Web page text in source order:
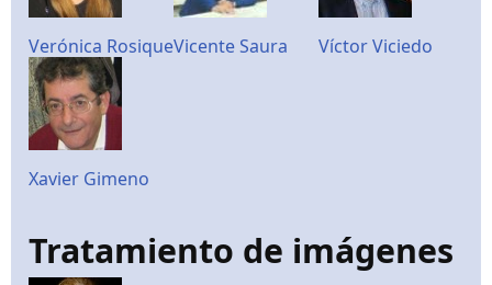
Verónica RosiqueVicente Saura Víctor Viciedo
Xavier Gimeno
Tratamiento de imágenes